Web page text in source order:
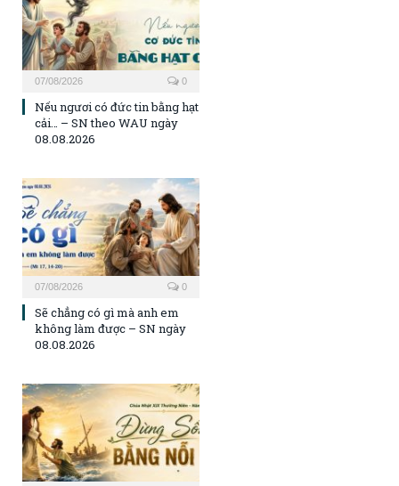
07/08/2026 0
Nếu ngươi có đức tin bằng hạt
cải… – SN theo WAU ngày
08.08.2026
07/08/2026 0
Sẽ chẳng có gì mà anh em
không làm được – SN ngày
08.08.2026